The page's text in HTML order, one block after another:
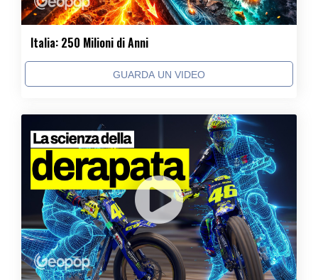
Italia: 250 Milioni di Anni
GUARDA UN VIDEO